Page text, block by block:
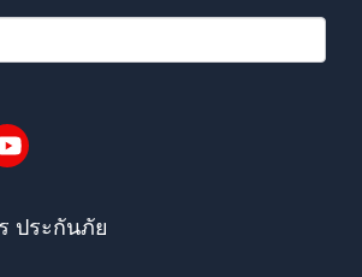
ประกันภัย